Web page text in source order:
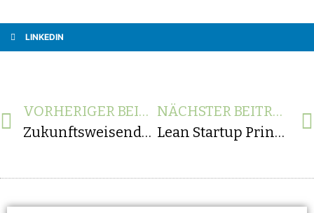
LINKEDIN
VORHERIGER BEITRAG
Zukunftsweisende Technologie: Die IT-Trends für 2024 – Augmented Reality (AR) und Virtual Reality (VR)
NÄCHSTER BEITRAG
Lean Startup Prinzipien in der Softwareentwicklung: Beschleunigung durch MVP und validiertes Lernen